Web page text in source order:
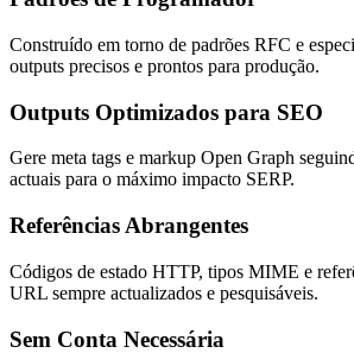
Construído em torno de padrões RFC e
outputs precisos e prontos para produção.
Outputs Optimizados para SEO
Gere meta tags e markup Open Graph
actuais para o máximo impacto SERP.
Referências Abrangentes
Códigos de estado HTTP, tipos MIME e
URL sempre actualizados e pesquisáveis.
Sem Conta Necessária